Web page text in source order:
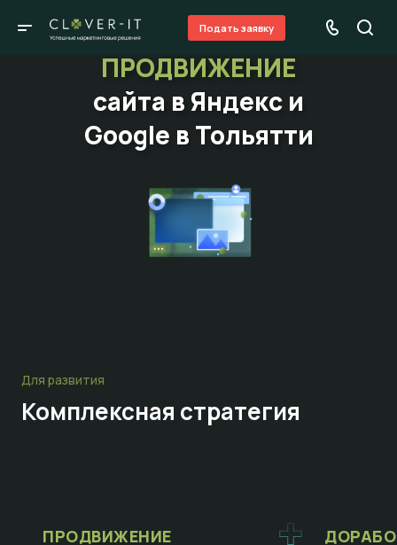
Подать заявку
ПРОДВИЖЕНИЕ
сайта в Яндекс и
Google в Тольятти
Для развития
Комплексная стратегия
ПРОДВИЖЕНИЕ